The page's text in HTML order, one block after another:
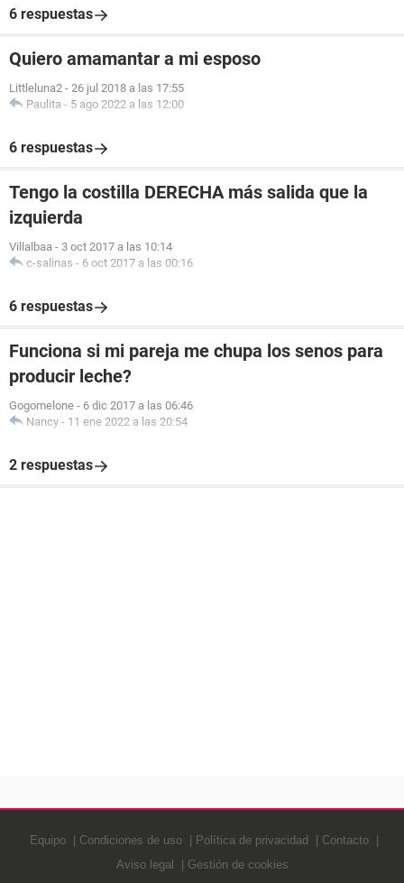
6 respuestas
Quiero amamantar a mi esposo
Littleluna2 - 26 jul 2018 a las 17:55
Paulita - 5 ago 2022 a las 12:00
6 respuestas
Tengo la costilla DERECHA más salida que la
izquierda
Villalbaa - 3 oct 2017 a las 10:14
c-salinas - 6 oct 2017 a las 00:16
6 respuestas
Funciona si mi pareja me chupa los senos para
producir leche?
Gogomelone - 6 dic 2017 a las 06:46
Nancy - 11 ene 2022 a las 20:54
2 respuestas
Equipo Condiciones de uso Política de privacidad
Contacto
Aviso legal
Gestión de cookies